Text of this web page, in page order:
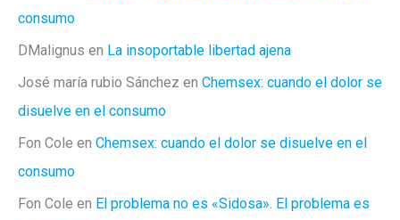
consumo
DMalignus en La insoportable libertad ajena
José maría rubio Sánchez en Chemsex: cuando el dolor se
disuelve en el consumo
Fon Cole en Chemsex: cuando el dolor se disuelve en el
consumo
Fon Cole en El problema no es «Sidosa». El problema es